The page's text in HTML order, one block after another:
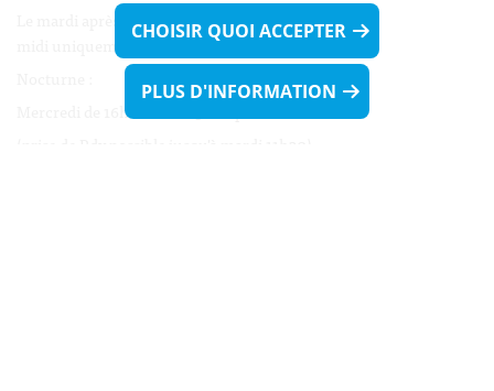
Le mardi après-midi et le vendredi après-
midi uniquement sur Rdv.
Mercredi de 16h00 - 18h45 uniquement sur Rdv
CHOISIR QUOI ACCEPTER
PLUS D'INFORMATION